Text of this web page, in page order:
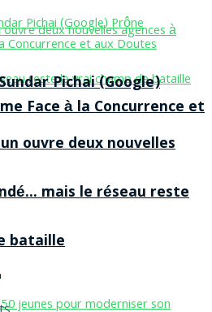
ouvre deux nouvelles
mais le réseau reste
bataille
Pichai (Google)
Face à la Concurrence et